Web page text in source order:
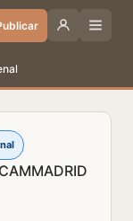
MADRID